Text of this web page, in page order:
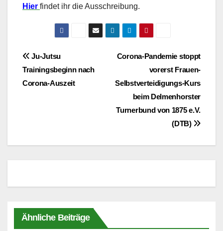
Hier findet ihr die Ausschreibung.
BeitragsnavigationCorona-Pandemie stoppt
vorerst Frauen-
Selbstverteidigungs-Kurs
beim Delmenhorster
Turnerbund von 1875 e.V.
(DTB)
Ju-Jutsu
Trainingsbeginn nach
Corona-Auszeit
Ähnliche Beiträge